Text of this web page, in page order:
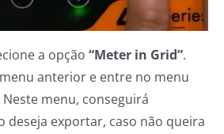
a opção “Meter in Grid”.
anterior e entre no menu
Neste menu, conseguirá
deseja exportar, caso não queira